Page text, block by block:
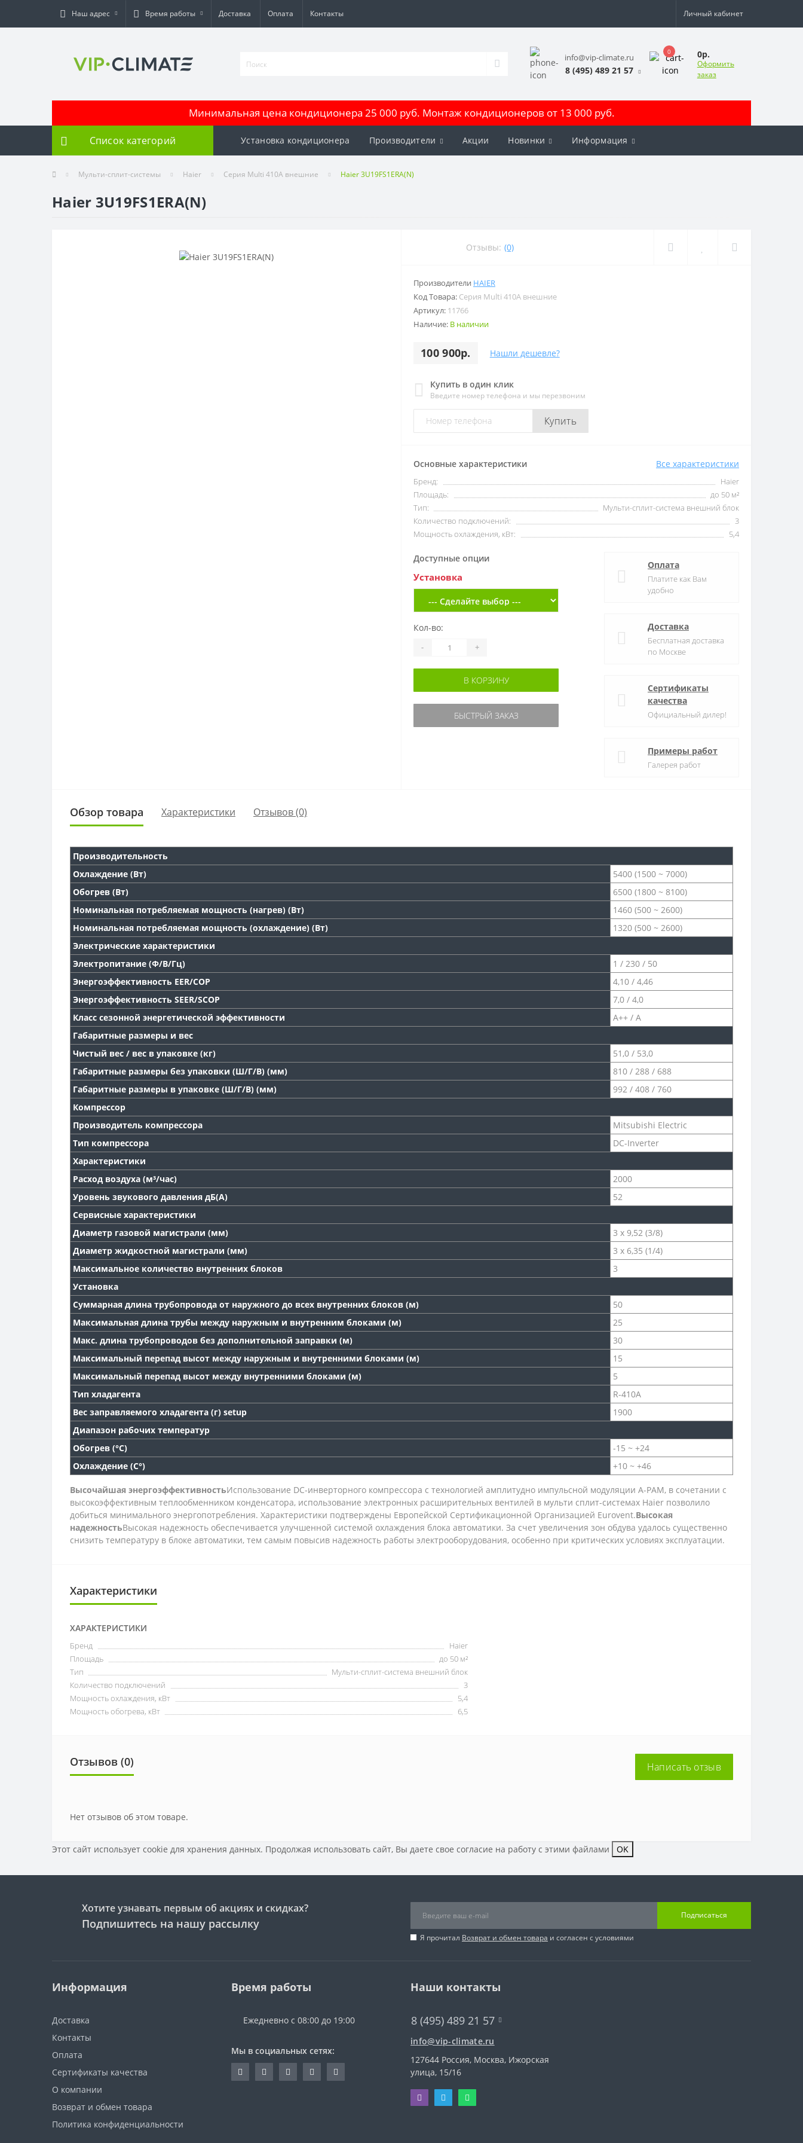
Наш адрес Время работы Доставка Оплата Контакты Личный кабинет
info@vip-climate.ru
8 (495) 489 21 57
0 0р.
Оформить
заказ
Минимальная цена кондиционера 25 000 руб. Монтаж кондиционеров от 13 000 руб.
Список категорий Установка кондиционера Производители Акции Новинки Информация
Мульти-сплит-системы Haier Серия Multi 410A внешние Haier 3U19FS1ERA(N)
Haier 3U19FS1ERA(N)
Отзывы: (0)
Производители HAIER
Код Товара: Серия Multi 410A внешние
Артикул: 11766
Наличие: В наличии
100 900р. Нашли дешевле?
Купить в один клик
Введите номер телефона и мы перезвоним
Купить
Основные характеристики Все характеристики
Бренд:
Haier
Площадь:
до 50 м²
Тип:
Мульти-сплит-система внешний блок
Количество подключений:
3
Мощность охлаждения, кВт:
5,4
Доступные опции
Установка
Кол-во:
- +
В КОРЗИНУ
БЫСТРЫЙ ЗАКАЗ
Оплата
Платите как Вам
удобно
Доставка
Бесплатная доставка
по Москве
Сертификаты
качества
Официальный дилер!
Примеры работ
Галерея работ
Обзор товара Характеристики Отзывов (0)
Производительность
Охлаждение (Вт)
5400 (1500 ~ 7000)
Обогрев (Вт)
6500 (1800 ~ 8100)
Номинальная потребляемая мощность (нагрев) (Вт)
1460 (500 ~ 2600)
Номинальная потребляемая мощность (охлаждение) (Вт)
1320 (500 ~ 2600)
Электрические характеристики
Электропитание (Ф/В/Гц)
1 / 230 / 50
Энергоэффективность EER/COP
4,10 / 4,46
Энергоэффективность SEER/SCOP
7,0 / 4,0
Класс сезонной энергетической эффективности
A++ / A
Габаритные размеры и вес
Чистый вес / вес в упаковке (кг)
51,0 / 53,0
Габаритные размеры без упаковки (Ш/Г/В) (мм)
810 / 288 / 688
Габаритные размеры в упаковке (Ш/Г/В) (мм)
992 / 408 / 760
Компрессор
Производитель компрессора
Mitsubishi Electric
Тип компрессора
DC-Inverter
Характеристики
Расход воздуха (м³/час)
2000
Уровень звукового давления дБ(А)
52
Сервисные характеристики
Диаметр газовой магистрали (мм)
3 х 9,52 (3/8)
Диаметр жидкостной магистрали (мм)
3 х 6,35 (1/4)
Максимальное количество внутренних блоков
3
Установка
Суммарная длина трубопровода от наружного до всех внутренних блоков (м)
50
Максимальная длина трубы между наружным и внутренним блоками (м)
25
Макс. длина трубопроводов без дополнительной заправки (м)
30
Максимальный перепад высот между наружным и внутренними блоками (м)
15
Максимальный перепад высот между внутренними блоками (м)
5
Тип хладагента
R-410A
Вес заправляемого хладагента (г) setup
1900
Диапазон рабочих температур
Обогрев (°С)
-15 ~ +24
Охлаждение (С°)
+10 ~ +46
Высочайшая энергоэффективностьИспользование DC-инверторного компрессора с технологией амплитудно импульсной модуляции A-PAM, в сочетании с
высокоэффективным теплообменником конденсатора, использование электронных расширительных вентилей в мульти сплит-системах Haier позволило
добиться минимального энергопотребления. Характеристики подтверждены Европейской Сертификационной Организацией Eurovent.Высокая
надежностьВысокая надежность обеспечивается улучшенной системой охлаждения блока автоматики. За счет увеличения зон обдува удалось существенно
снизить температуру в блоке автоматики, тем самым повысив надежность работы электрооборудования, особенно при критических условиях эксплуатации.
Характеристики
ХАРАКТЕРИСТИКИ
Бренд
Haier
Площадь
до 50 м²
Тип
Мульти-сплит-система внешний блок
Количество подключений
3
Мощность охлаждения, кВт
5,4
Мощность обогрева, кВт
6,5
Отзывов (0) Написать отзыв
Нет отзывов об этом товаре.
Этот сайт использует cookie для хранения данных. Продолжая использовать сайт, Вы даете свое согласие на работу с этими файлами OK
Хотите узнавать первым об акциях и скидках?
Подпишитесь на нашу рассылку
Подписаться
Я прочитал Возврат и обмен товара и согласен с условиями
Информация
Доставка
Контакты
Оплата
Сертификаты качества
О компании
Возврат и обмен товара
Политика конфиденциальности
Время работы
Ежедневно с 08:00 до 19:00
Мы в социальных сетях:
Наши контакты
8 (495) 489 21 57
info@vip-climate.ru
127644 Россия, Москва, Ижорская
улица, 15/16